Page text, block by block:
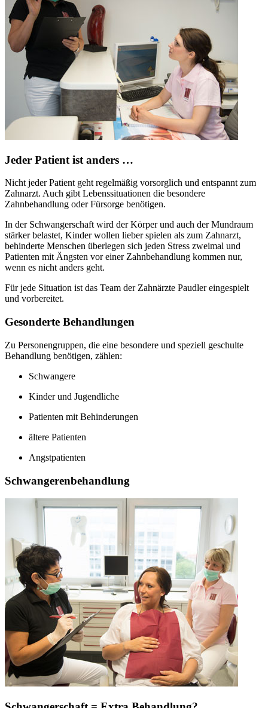
Jeder Patient ist anders …
Nicht jeder Patient geht regelmäßig vorsorglich und entspannt zum
Zahnarzt. Auch gibt Lebenssituationen die besondere
Zahnbehandlung oder Fürsorge benötigen.
In der Schwangerschaft wird der Körper und auch der Mundraum
stärker belastet, Kinder wollen lieber spielen als zum Zahnarzt,
behinderte Menschen überlegen sich jeden Stress zweimal und
Patienten mit Ängsten vor einer Zahnbehandlung kommen nur,
wenn es nicht anders geht.
Für jede Situation ist das Team der Zahnärzte Paudler eingespielt
und vorbereitet.
Gesonderte Behandlungen
Zu Personengruppen, die eine besondere und speziell geschulte
Behandlung benötigen, zählen:
Schwangere
Kinder und Jugendliche
Patienten mit Behinderungen
ältere Patienten
Angstpatienten
Schwangerenbehandlung